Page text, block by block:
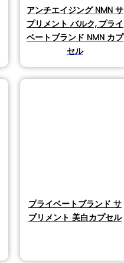
アンチエイジング NMN サ
プリメント バルク, プライ
ベートブランド NMN カプ
セル
プライベートブランド サ
プリメント 美白カプセル